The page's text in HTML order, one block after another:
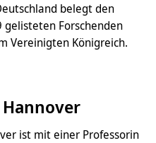
belegt den
Forschenden
Vereinigten Königreich.
ist mit einer Professorin